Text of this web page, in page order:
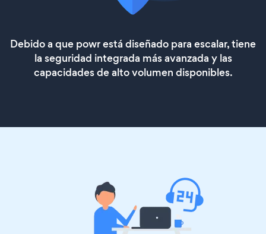
Debido a que powr está diseñado para escalar, tiene
la seguridad integrada más avanzada y las
capacidades de alto volumen disponibles.